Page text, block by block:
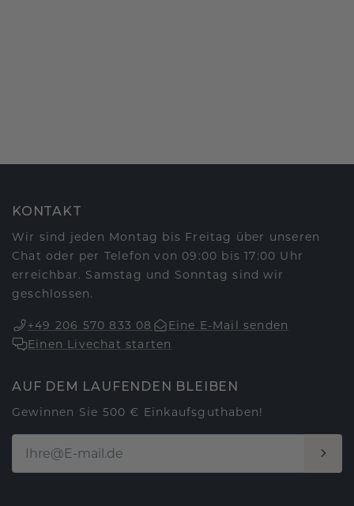
KONTAKT
Wir sind jeden Montag bis Freitag über unseren
Chat oder per Telefon von 09:00 bis 17:00 Uhr
erreichbar. Samstag und Sonntag sind wir
geschlossen.
+49 206 570 833 08
Eine E-Mail senden
Einen Livechat starten
AUF DEM LAUFENDEN BLEIBEN
Gewinnen Sie 500 € Einkaufsguthaben!